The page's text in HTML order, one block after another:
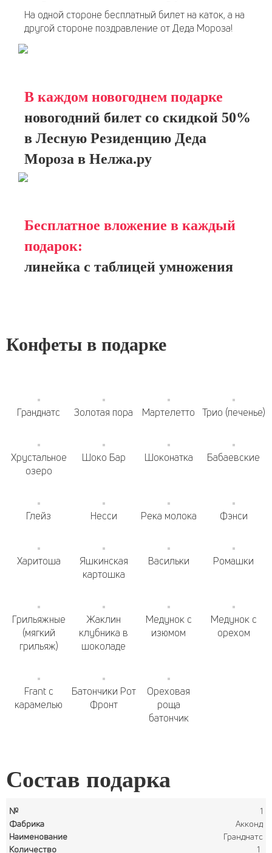
На одной стороне бесплатный билет на каток, а на
другой стороне поздравление от Деда Мороза!
В каждом новогоднем подарке
новогодний билет со скидкой 50%
в Лесную Резиденцию Деда
Мороза в Нелжа.ру
Бесплатное вложение в каждый
подарок:
линейка с таблицей умножения
Конфеты в подарке
Гранднатс Золотая пора Мартелетто Трио (печенье)
Хрустальное
озеро
Шоко Бар Шоконатка Бабаевские
Глейз Несси Река молока Фэнси
Харитоша
Яшкинская
картошка
Васильки Ромашки
Грильяжные
(мягкий
грильяж)
Жаклин
клубника в
шоколаде
Медунок с
изюмом
Медунок с
орехом
Frant с
карамелью
Батончики Рот
Фронт
Ореховая
роща
батончик
Состав подарка
1
Акконд
Гранднатс
1